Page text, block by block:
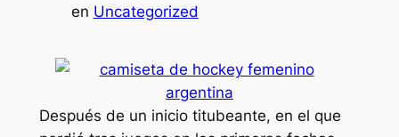
en Uncategorized
Después de un inicio titubeante, en el que